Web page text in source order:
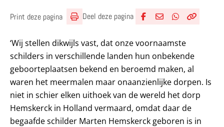
Print deze pagina Deel deze pagina
‘Wij stellen dikwijls vast, dat onze voornaamste
schilders in verschillende landen hun onbekende
geboorteplaatsen bekend en beroemd maken, al
waren het meermalen maar onaanzienlijke dorpen. Is
niet in schier elken uithoek van de wereld het dorp
Hemskerck in Holland vermaard, omdat daar de
begaafde schilder Marten Hemskerck geboren is in